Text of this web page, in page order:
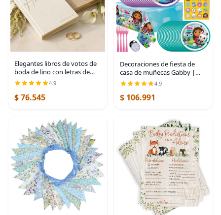
Elegantes libros de votos de
boda de lino con letras de
lámina dorada, libros de
juramentos de tamaño
perfecto para él y para ella
4.9
$ 76.545
Decoraciones de fiesta de
casa de muñecas Gabby |
Decoraciones de fiesta de
cumpleaños de Gabby |
Mantel, banderín, platos,
4.9
$ 106.991